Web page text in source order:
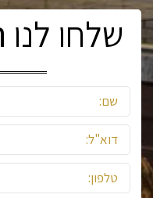
שלחו